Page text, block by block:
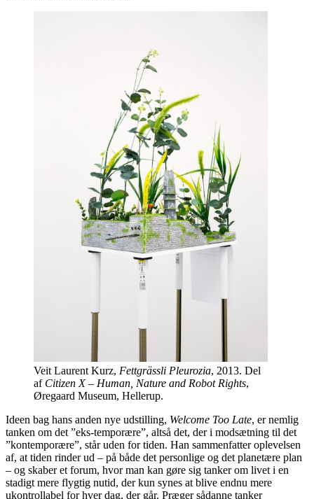
Veit Laurent Kurz, Fettgrässli Pleurozia, 2013. Del
af Citizen X – Human, Nature and Robot Rights,
Øregaard Museum, Hellerup.
Ideen bag hans anden nye udstilling, Welcome Too Late, er nemlig
tanken om det ”eks-temporære”, altså det, der i modsætning til det
”kontemporære”, står uden for tiden. Han sammenfatter oplevelsen
af, at tiden rinder ud – på både det personlige og det planetære plan
– og skaber et forum, hvor man kan gøre sig tanker om livet i en
stadigt mere flygtig nutid, der kun synes at blive endnu mere
ukontrollabel for hver dag, der går. Præger sådanne tanker